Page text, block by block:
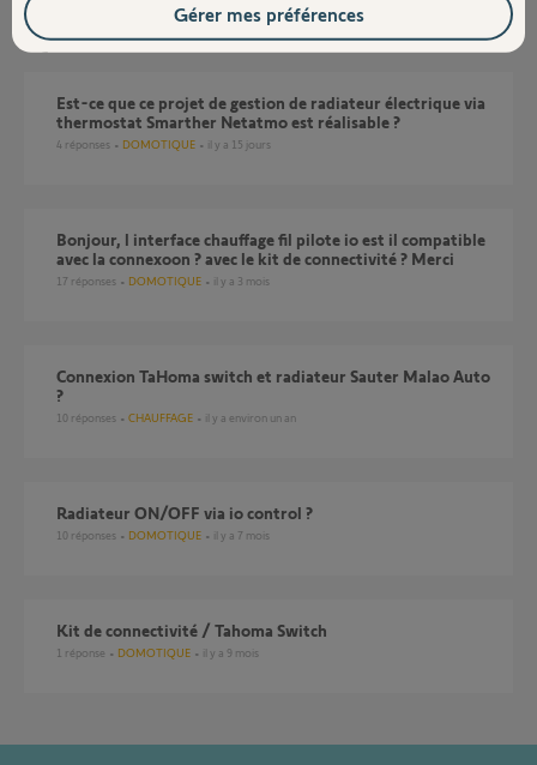
Questions liées
Est-ce que ce projet de gestion de radiateur électrique via
thermostat Smarther Netatmo est réalisable ?
4 réponses DOMOTIQUE il y a 15 jours
bonjour, l interface chauffage fil pilote io est il compatible
avec la connexoon ? avec le kit de connectivité ? Merci
17 réponses DOMOTIQUE il y a 3 mois
Connexion TaHoma switch et radiateur Sauter Malao Auto
?
10 réponses CHAUFFAGE il y a environ un an
Radiateur ON/OFF via io control ?
10 réponses DOMOTIQUE il y a 7 mois
Kit de connectivité / Tahoma Switch
1 réponse DOMOTIQUE il y a 9 mois
Gérer mes préférences